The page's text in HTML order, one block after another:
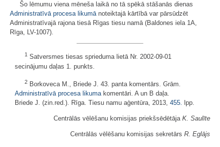
Šo lēmumu viena mēneša laikā no tā spēkā stāšanās dienas
Administratīvā procesa likumānoteiktajā kārtībā var pārsūdzēt
Administratīvajā rajona tiesā Rīgas tiesu namā (Baldones iela 1A,
Rīga, LV-1007).
1 Satversmes tiesas sprieduma lietā Nr. 2002-09-01
secinājumu daļas 1. punkts.
2 Borkoveca M., Briede J. 43. panta komentārs. Grām.
Administratīvā procesa likuma komentāri. A un B daļa.
Briede J. (zin.red.). Rīga. Tiesu namu aģentūra, 2013, 455. lpp.
Centrālās vēlēšanu komisijas priekšsēdētāja K. Saulīte
Centrālās vēlēšanu komisijas sekretārs R. Eglājs